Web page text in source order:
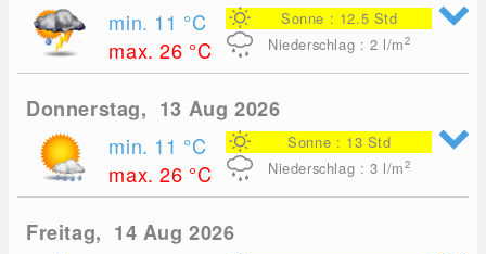
min. 11 °C
max. 26 °C
Sonne : 12.5 Std
Niederschlag : 2 l/m2
Donnerstag, 13 Aug 2026
min. 11 °C
max. 26 °C
Sonne : 13 Std
Niederschlag : 3 l/m2
Freitag, 14 Aug 2026